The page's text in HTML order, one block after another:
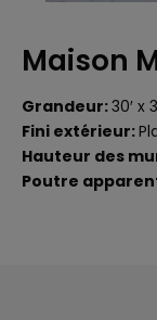
Maison
Grandeur:30′ x
Fini extérieur:
Hauteur des
Poutre